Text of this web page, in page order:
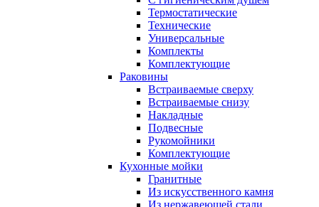
Термостатические
Технические
Универсальные
Комплекты
Комплектующие
Раковины
Встраиваемые сверху
Встраиваемые снизу
Накладные
Подвесные
Рукомойники
Комплектующие
Кухонные мойки
Гранитные
Из искусственного камня
Из нержавеющей стали